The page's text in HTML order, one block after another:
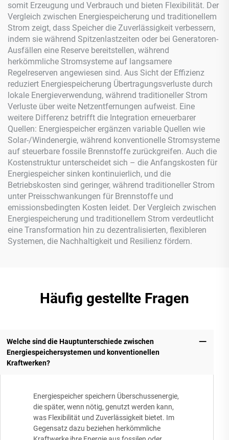
somit Erzeugung und Verbrauch und bieten Flexibilität. Der
Vergleich zwischen Energiespeicherung und traditionellem
Strom zeigt, dass Speicher die Zuverlässigkeit verbessern,
indem sie während Spitzenlastzeiten oder bei Generatoren-
Ausfällen eine Reserve bereitstellen, während
herkömmliche Stromsysteme auf langsamere
Regelreserven angewiesen sind. Aus Sicht der Effizienz
reduziert Energiespeicherung Übertragungsverluste durch
lokale Energieverwendung, während traditioneller Strom
Verluste über weite Netzentfernungen aufweist. Eine
weitere Differenz betrifft die Integration erneuerbarer
Quellen: Energiespeicher ergänzen variable Quellen wie
Solar-/Windenergie, während konventionelle Stromsysteme
auf steuerbare fossile Brennstoffe zurückgreifen. Auch die
Kostenstruktur unterscheidet sich – die Anfangskosten für
Energiespeicher sinken kontinuierlich, und die
Betriebskosten sind geringer, während traditioneller Strom
unter Preisschwankungen für Brennstoffe und
emissionsbedingten Kosten leidet. Der Vergleich zwischen
Energiespeicherung und traditionellem Strom verdeutlicht
eine Transformation hin zu dezentralisierten, flexibleren
Systemen, die Nachhaltigkeit und Resilienz fördern.
Häufig gestellte Fragen
Welche sind die Hauptunterschiede zwischen
Energiespeichersystemen und konventionellen
Kraftwerken?
Energiespeicher speichern Überschussenergie,
die später, wenn nötig, genutzt werden kann,
was Flexibilität und Zuverlässigkeit bietet. Im
Gegensatz dazu beziehen herkömmliche